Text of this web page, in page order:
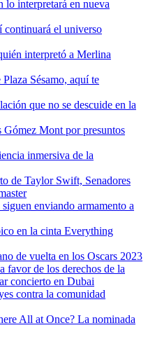
lo interpretará en nueva
continuará el universo
interpretó a Merlina
Sésamo, aquí te
que no se descuide en la
Gómez Mont por presuntos
inmersiva de la
de Taylor Swift, Senadores
enviando armamento a
en la cinta Everything
de vuelta en los Oscars 2023
favor de los derechos de la
concierto en Dubai
contra la comunidad
All at Once? La nominada